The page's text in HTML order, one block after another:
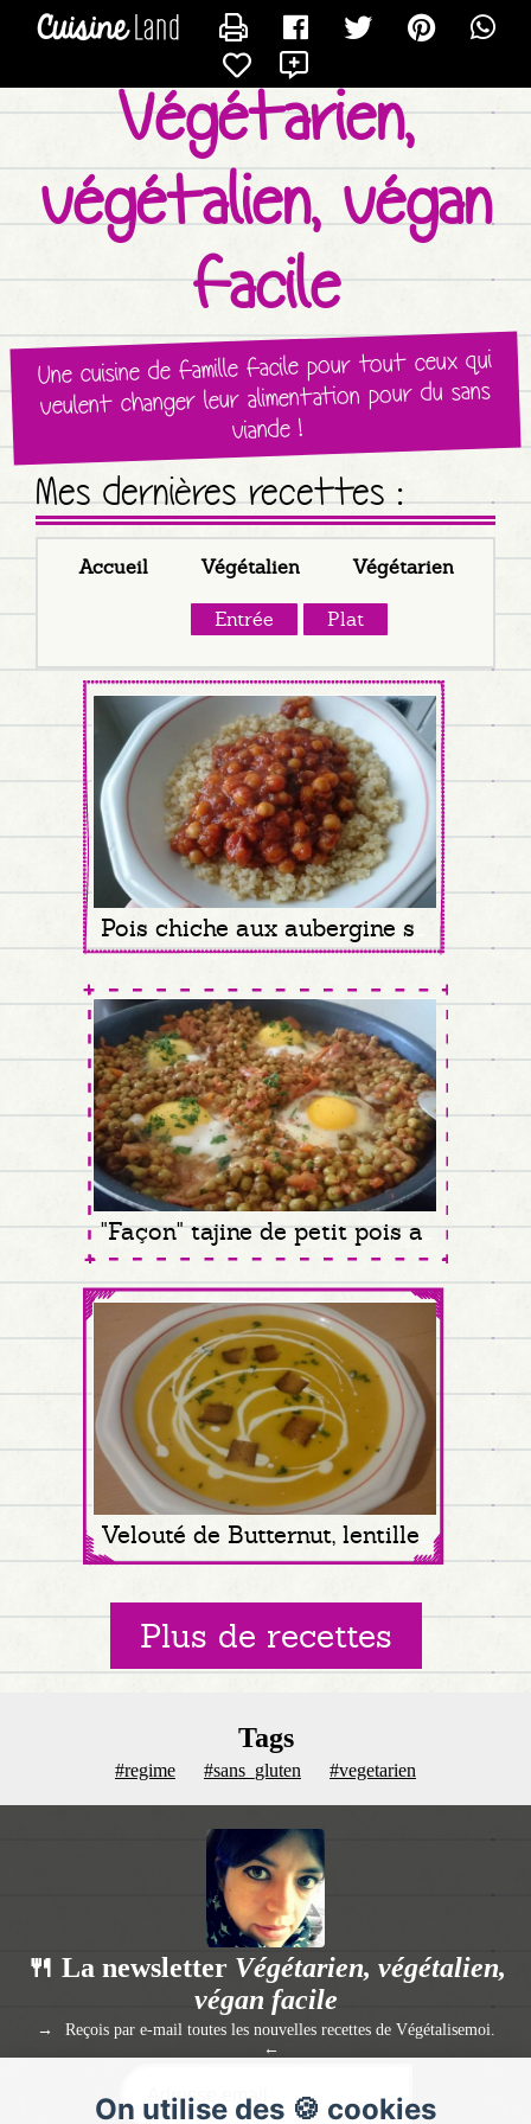
Végétarien,
végétalien, végan
facile
Une cuisine de famille facile pour tout ceux qui
veulent changer leur alimentation pour du sans
viande !
Mes dernières recettes :
Accueil Végétalien Végétarien
Entrée Plat
"Façon" tajine de petit pois aux oeufs et cumin
Plus de recettes
Tags
#regime #sans_gluten #vegetarien
On utilise des 🍪 cookies
🍴 La newsletter Végétarien, végétalien,
végan facile
Reçois par e-mail toutes les nouvelles recettes de Végétalisemoi.
CONTACTER VÉGÉTALISEMOI